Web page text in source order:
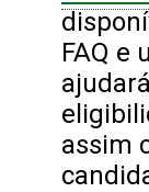
FAQ e
assim